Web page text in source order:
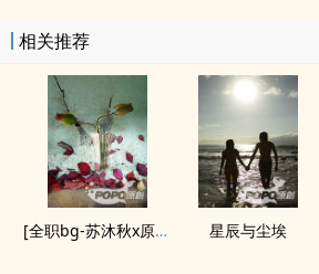
相关推荐
[全职bg-苏沐秋x原创女主]朱砂痣-夜来一笑番外(未看不影响阅读) 星辰与尘埃